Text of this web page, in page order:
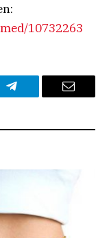
10732263
Telegram Email